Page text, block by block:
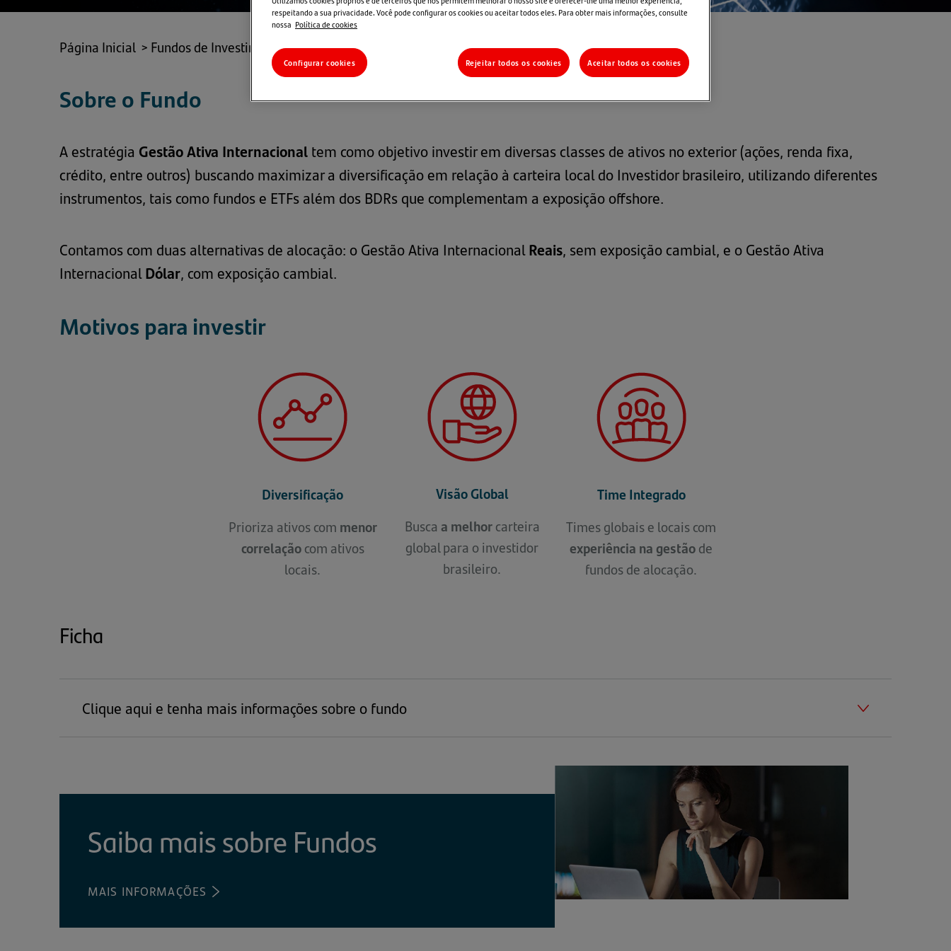
Página Inicial > Fundos de Investimento>Investimento no Exterior Gestão Ativa Internacional
Sobre o Fundo
A estratégia Gestão Ativa Internacional tem como objetivo investir em diversas classes de ativos no exterior (ações, renda fixa,
crédito, entre outros) buscando maximizar a diversificação em relação à carteira local do Investidor brasileiro, utilizando diferentes
instrumentos, tais como fundos e ETFs além dos BDRs que complementam a exposição offshore.
Contamos com duas alternativas de alocação: o Gestão Ativa InternacionalReais, sem exposição cambial, e o Gestão Ativa
InternacionalDólar, com exposição cambial.
Motivos para investir
Diversificação
Prioriza ativos com menor
correlaçãocom ativos
locais.
Visão Global
Busca a melhorcarteira
global para o investidor
brasileiro.
Time Integrado
Times globais e locais com
experiência na gestãode
fundos de alocação.
Ficha
Clique aqui e tenha mais informações sobre o fundo
Saiba mais sobre Fundos
MAIS INFORMAÇÕES (ABRE
UMA
respeitando a sua privacidade. Você pode configurar os cookies ou aceitar todos eles. Para obter mais informações, consulte
nossa Política de cookies
Configurar cookies Rejeitar todos os cookies Aceitar todos os cookies